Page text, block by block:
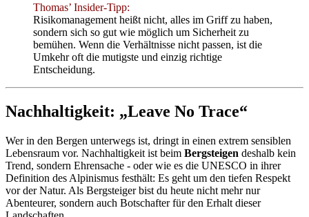
Thomas’ Insider-Tipp:
Risikomanagement heißt nicht, alles im Griff zu haben,
sondern sich so gut wie möglich um Sicherheit zu
bemühen. Wenn die Verhältnisse nicht passen, ist die
Umkehr oft die mutigste und einzig richtige
Entscheidung.
Nachhaltigkeit: „Leave No Trace“
Wer in den Bergen unterwegs ist, dringt in einen extrem sensiblen
Lebensraum vor. Nachhaltigkeit ist beim Bergsteigen deshalb kein
Trend, sondern Ehrensache - oder wie es die UNESCO in ihrer
Definition des Alpinismus festhält: Es geht um den tiefen Respekt
vor der Natur. Als Bergsteiger bist du heute nicht mehr nur
Abenteurer, sondern auch Botschafter für den Erhalt dieser